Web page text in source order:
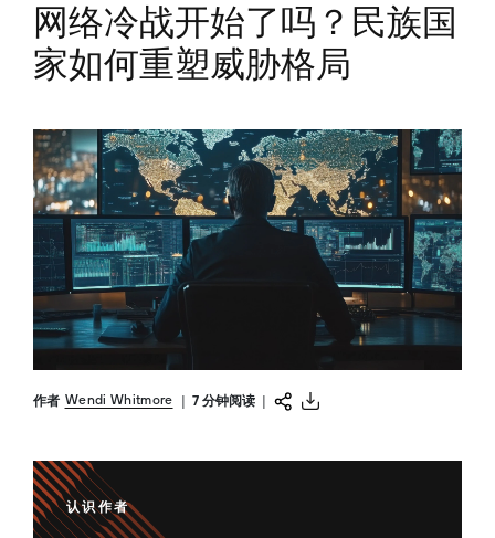
网络冷战开始了吗？民族国
家如何重塑威胁格局
作者 Wendi Whitmore |7 分钟阅读
认识作者